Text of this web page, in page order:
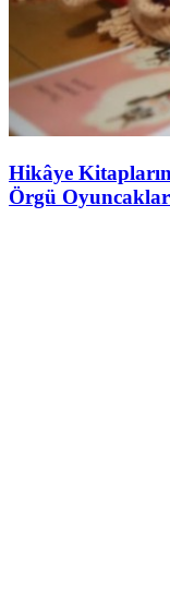
Hikâye
Örgü